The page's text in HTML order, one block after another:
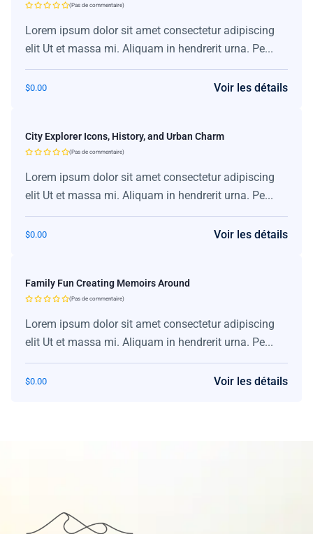
(Pas de commentaire)
Lorem ipsum dolor sit amet consectetur adipiscing
elit Ut et massa mi. Aliquam in hendrerit urna. Pe...
$0.00 Voir les détails
City Explorer Icons, History, and Urban Charm
(Pas de commentaire)
Lorem ipsum dolor sit amet consectetur adipiscing
elit Ut et massa mi. Aliquam in hendrerit urna. Pe...
$0.00 Voir les détails
Family Fun Creating Memoirs Around
(Pas de commentaire)
Lorem ipsum dolor sit amet consectetur adipiscing
elit Ut et massa mi. Aliquam in hendrerit urna. Pe...
$0.00 Voir les détails